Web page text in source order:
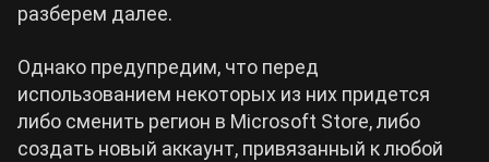
разберем далее.
Однако предупредим, что перед
использованием некоторых из них придется
либо сменить регион в Microsoft Store, либо
создать новый аккаунт, привязанный к любой